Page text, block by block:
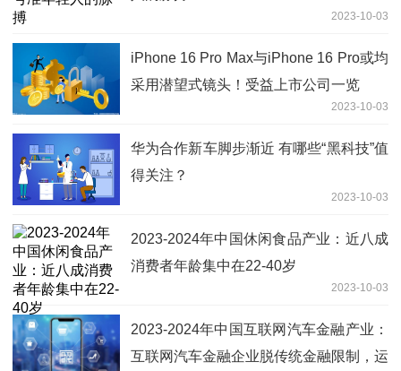
2023-10-03
iPhone 16 Pro Max与iPhone 16 Pro或均
采用潜望式镜头！受益上市公司一览
2023-10-03
华为合作新车脚步渐近 有哪些“黑科技”值
得关注？
2023-10-03
2023-2024年中国休闲食品产业：近八成
消费者年龄集中在22-40岁
2023-10-03
2023-2024年中国互联网汽车金融产业：
互联网汽车金融企业脱传统金融限制，运